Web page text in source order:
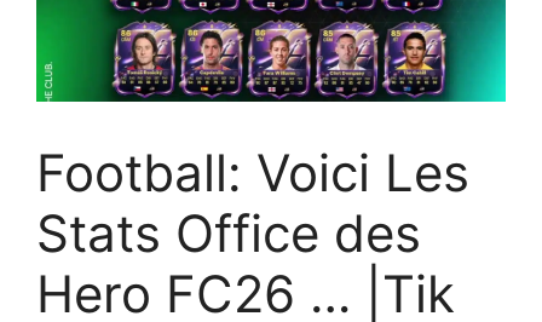
Football: Voici Les
Stats Office des
Hero FC26 … |Tik